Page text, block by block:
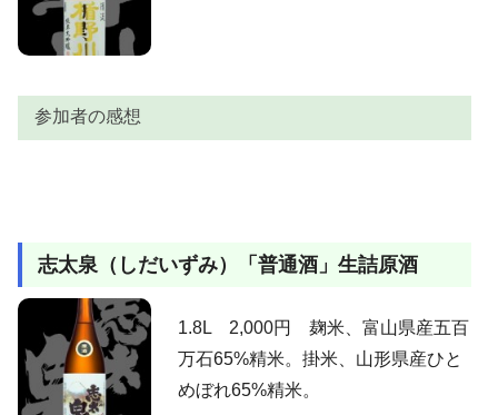
AKIRA
りましたが、相変わらず高いコストパフォーマンスで
す。スーパー本醸造の飲み比べでも、自分は十四代
米歩合で無濾過と言うのが信じられない綺麗さと含み
香、山形酵母のなせる業なのでしょうか？。まさにス
参加者の感想
リッキー
ポエム
ごとき透明感と、爽やかな味と香り。十四代「本丸」
今、楯野川「清流」が最強で間違いないでしょう。
じょに
良い酒ではないんですけど、非常に面白い酒です。一
升2000円未満で探すなら今のところこれ一択ですね。
特別本醸造の時の感想となります。上立ち香は上品で
志太泉（しだいずみ）「普通酒」生詰原酒
1.8L 2,000円 麹米、富山県産五百
万石65%精米。掛米、山形県産ひと
めぼれ65%精米。